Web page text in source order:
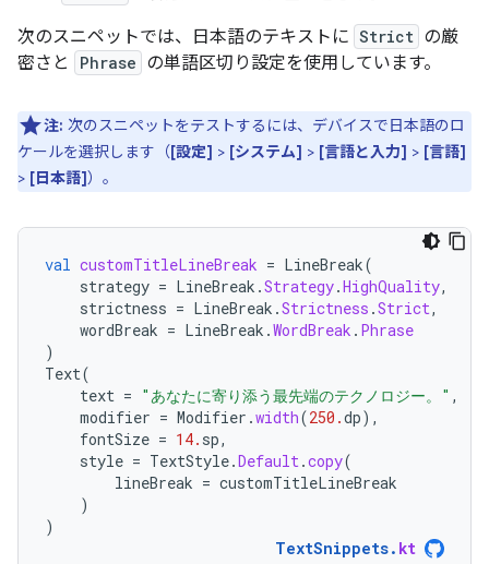
次のスニペットでは、日本語のテキストに Strict の厳
密さと
Phrase の単語区切り設定を使用しています。
注: 次のスニペットをテストするには、デバイスで日本語のロ
ケールを選択します（[設定] > [システム] > [言語と入力] > [言語]
> [日本語]）。
val customTitleLineBreak = LineBreak(
strategy = LineBreak .Strategy.HighQuality,
strictness = LineBreak .Strictness .Strict,
wordBreak = LineBreak .WordBreak . Phrase
)
Text(
text = "あなたに寄り添う最先端のテクノロジー。" ,
modifier = Modifier .width(250.dp),
fontSize = 14. sp,
style = TextStyle.Default .copy(
lineBreak = customTitleLineBreak
)
)
TextSnippets. kt